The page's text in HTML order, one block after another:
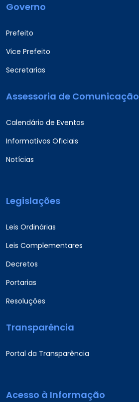
Governo
Prefeito
Vice Prefeito
Secretarias
Assessoria de Comunicação
Calendário de Eventos
Informativos Oficiais
Notícias
Legislações
Leis Ordinárias
Leis Complementares
Decretos
Portarias
Resoluções
Transparência
Portal da Transparência
Acesso à Informação